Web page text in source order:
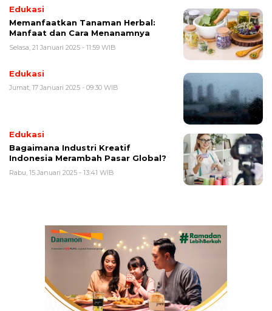
Edukasi
Memanfaatkan Tanaman Herbal:
Manfaat dan Cara Menanamnya
Selasa, 21 Januari 2025 - 11:59 WIB
Edukasi
Jumat, 17 Januari 2025 - 09:30 WIB
Edukasi
Bagaimana Industri Kreatif
Indonesia Merambah Pasar Global?
Rabu, 15 Januari 2025 - 13:41 WIB